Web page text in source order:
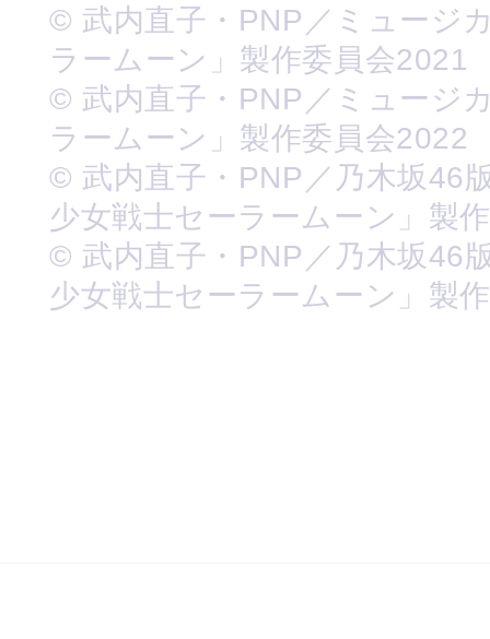
© 武内直子・PNP／ミュージ
ラームーン」製作委員会2021
© 武内直子・PNP／ミュージ
ラームーン」製作委員会2022
© 武内直子・PNP／乃木坂46
少女戦士セーラームーン」製
© 武内直子・PNP／乃木坂46
少女戦士セーラームーン」製